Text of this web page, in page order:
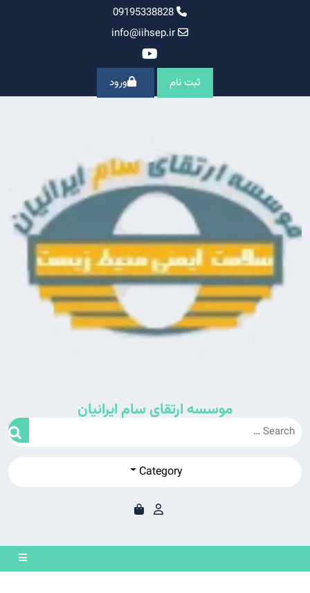
09195338828
info@iihsep.ir
ثبت نام ورود
موسسه ارتقای سام ایرانیان
Category